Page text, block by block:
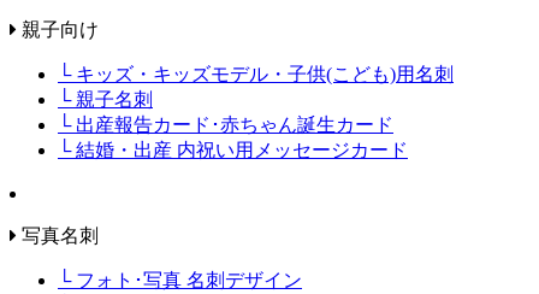
親子向け
└ キッズ・キッズモデル・子供(こども)用名刺
└ 親子名刺
└ 出産報告カード･赤ちゃん誕生カード
└ 結婚・出産 内祝い用メッセージカード
写真名刺
└ フォト･写真 名刺デザイン